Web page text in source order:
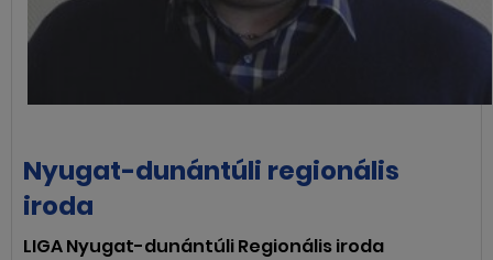
Nyugat-dunántúli regionális
iroda
LIGA Nyugat-dunántúli Regionális iroda